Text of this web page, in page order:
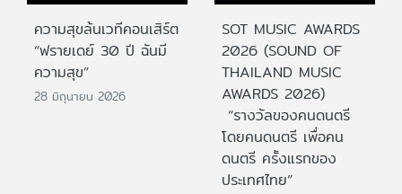
ความสุขล้นเวทีคอนเสิร์ต
“ฟรายเดย์ 30 ปี ฉันมี
ความสุข”
28 มิถุนายน 2026
SOT MUSIC AWARDS
2026 (SOUND OF
THAILAND MUSIC
AWARDS 2026)
“รางวัลของคนดนตรี
โดยคนดนตรี เพื่อคน
ดนตรี ครั้งแรกของ
ประเทศไทย”